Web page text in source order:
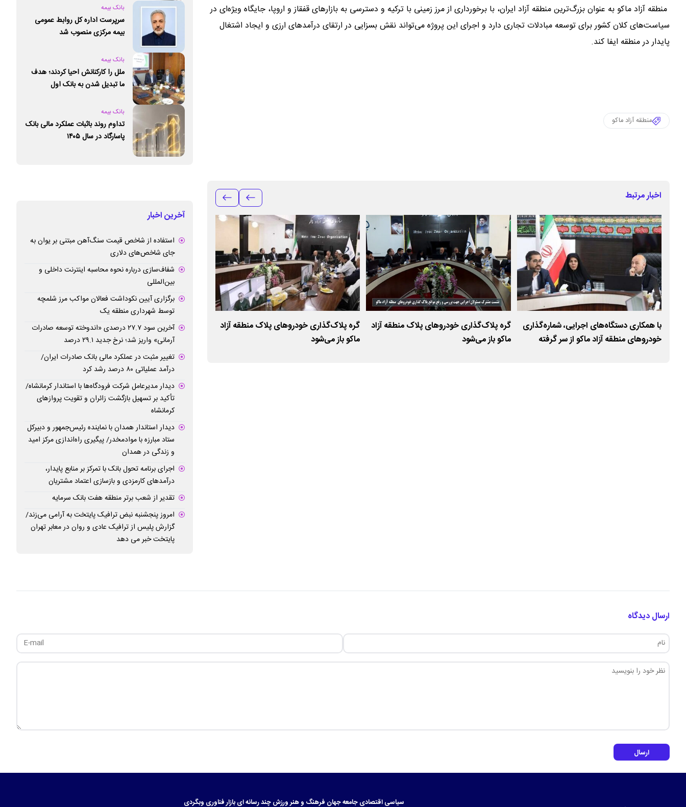
منطقه آزاد ماکو به عنوان بزرگ‌ترین منطقه آزاد ایران، با برخورداری از مرز زمینی با ترکیه و دسترسی به بازارهای قفقاز و اروپا، جایگاه ویژه‌ای در
سیاست‌های کلان کشور برای توسعه مبادلات تجاری دارد و اجرای این پروژه می‌تواند نقش بسزایی در ارتقای درآمدهای ارزی و ایجاد اشتغال
پایدار در منطقه ایفا کند.
منطقه آزاد ماکو
اخبار مرتبط
با همکاری دستگاه‌های اجرایی، شماره‌گذاری
خودروهای منطقه آزاد ماکو از سر گرفته
گره پلاک‌گذاری خودروهای پلاک منطقه آزاد
ماکو باز می‌شود
گره پلاک‌گذاری خودروهای پلاک منطقه آزاد
ماکو باز می‌شود
منطقه آزاد ماکو در مسیر تبدیل شدن به هاب
لجستیک و ترانزیت کشور
آغاز عملیات
بانک بیمه
سرپرست اداره کل روابط عمومی
بیمه مرکزی منصوب شد
بانک بیمه
ملل را کارکنانش احیا کردند؛ هدف
ما تبدیل شدن به بانک اول
بانک بیمه
تداوم روند باثبات عملکرد مالی بانک
پاسارگاد در سال ۱۴۰۵
آخرین اخبار
استفاده از شاخص قیمت سنگ‌آهن مبتنی بر یوان به
جای شاخص‌های دلاری
شفاف‌سازی درباره نحوه محاسبه اینترنت داخلی و
بین‌المللی
برگزاری آیین نکوداشت فعالان مواکب مرز شلمچه
توسط شهرداری منطقه یک
آخرین سود ۲۷.۷ درصدی «اندوخته توسعه صادرات
آرمانی» واریز شد؛ نرخ جدید ۲۹.۱ درصد
تغییر مثبت در عملکرد مالی بانک صادرات ایران/
درآمد عملیاتی ۸۰ درصد رشد کرد
دیدار مدیرعامل شرکت فرودگاه‌ها با استاندار کرمانشاه/
تأکید بر تسهیل بازگشت زائران و تقویت پروازهای
کرمانشاه
دیدار استاندار همدان با نماینده رئیس‌جمهور و دبیرکل
ستاد مبارزه با موادمخدر/ پیگیری راه‌اندازی مرکز امید
و زندگی در همدان
اجرای برنامه تحول بانک با تمرکز بر منابع پایدار،
درآمدهای کارمزدی و بازسازی اعتماد مشتریان
تقدیر از شعب برتر منطقه هفت بانک سرمایه
امروز پنجشنبه نبض ترافیک پایتخت به آرامی می‌زند/
گزارش پلیس از ترافیک عادی و روان در معابر تهران
پایتخت خبر می دهد
ارسال دیدگاه
ارسال
سیاسیاقتصادیجامعهجهان فرهنگ و هنرورزشچند رسانه ایبازارفناوری وبگردی